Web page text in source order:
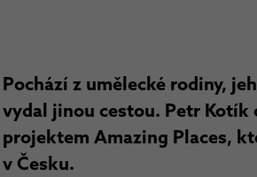
Pochází z umělecké rodiny,
vydal jinou cestou. Petr
projektem Amazing Places,
v Česku.